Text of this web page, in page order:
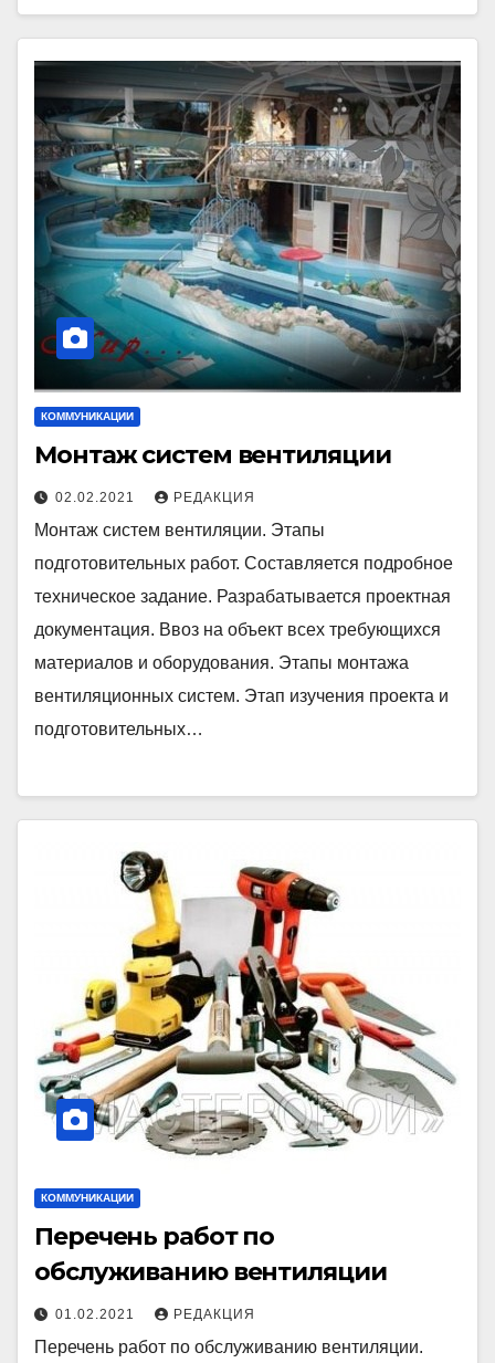
КОММУНИКАЦИИ
Монтаж систем вентиляции
02.02.2021 РЕДАКЦИЯ
Монтаж систем вентиляции. Этапы
подготовительных работ. Составляется подробное
техническое задание. Разрабатывается проектная
документация. Ввоз на объект всех требующихся
материалов и оборудования. Этапы монтажа
вентиляционных систем. Этап изучения проекта и
подготовительных…
КОММУНИКАЦИИ
Перечень работ по
обслуживанию вентиляции
01.02.2021 РЕДАКЦИЯ
Перечень работ по обслуживанию вентиляции.